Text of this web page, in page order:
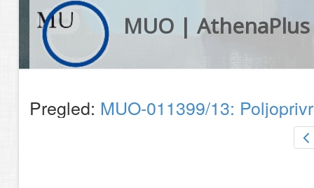
MUO | AthenaPlus
Pregled: MUO-011399/13: